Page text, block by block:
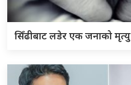
सिँढीबाट लडेर एक जनाको मृत्यु